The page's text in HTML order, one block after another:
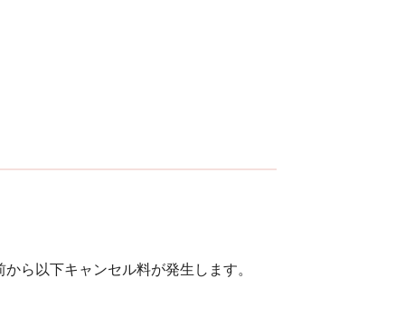
ら以下キャンセル料が発生します。